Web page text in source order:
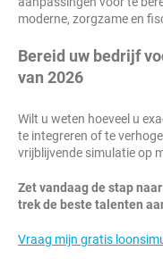
moderne, zorgzame en
Bereid uw bedrijf
van 2026
Wilt u weten hoeveel u
te integreren of te
vrijblijvende simulatie op
Zet vandaag de stap
trek de beste talenten
Vraag mijn gratis